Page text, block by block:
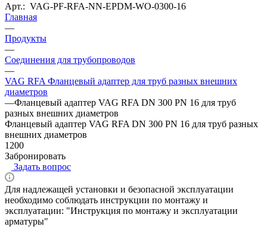
Арт.: VAG-PF-RFA-NN-EPDM-WO-0300-16
Главная
—
Продукты
—
Соединения для трубопроводов
—
VAG RFA Фланцевый адаптер для труб разных внешних
диаметров
—Фланцевый адаптер VAG RFA DN 300 PN 16 для труб
разных внешних диаметров
Фланцевый адаптер VAG RFA DN 300 PN 16 для труб разных
внешних диаметров
1200
Забронировать
Задать вопрос
Для надлежащей установки и безопасной эксплуатации
необходимо соблюдать инструкции по монтажу и
эксплуатации: "Инструкция по монтажу и эксплуатации
арматуры"